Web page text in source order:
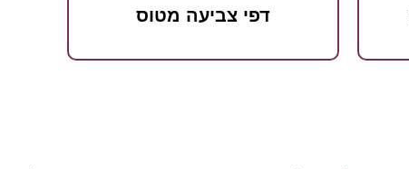
דפי צביעה מטוס